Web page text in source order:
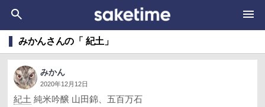
みかんさんの「 紀土」
みかん
2020年12月12日
紀土 純米吟醸 山田錦、五百万石